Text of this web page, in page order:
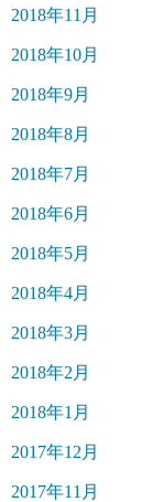
2018年11月
2018年10月
2018年9月
2018年8月
2018年7月
2018年6月
2018年5月
2018年4月
2018年3月
2018年2月
2018年1月
2017年12月
2017年11月